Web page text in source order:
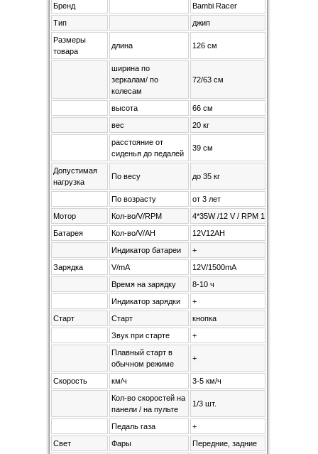
Бренд
Bambi Racer
Тип
джип
Размеры
товара
длина 126 см
ширина по
зеркалам/ по
колесам
72/63 см
высота
66 см
вес
20 кг
расстояние от
сиденья до педалей
39 см
Допустимая
нагрузка
По весу до 35 кг
По возрасту
от 3 лет
Мотор
Кол-во/V/RPM
4*35W /12 V / RPM 18000
Батарея
Кол-во/V/AH
12V12AH
Индикатор батареи
+
Зарядка
V/mA
12V/1500mA
Время на зарядку
8-10 ч
Индикатор зарядки
+
Старт
Старт
кнопка
Звук при старте
+
Плавный старт в
обычном режиме
+
Скорость км/ч
3-5 км/ч
Кол-во скоростей на
панели / на пульте
1/3 шт.
Педаль газа
+
Свет
Фары Передние, задние